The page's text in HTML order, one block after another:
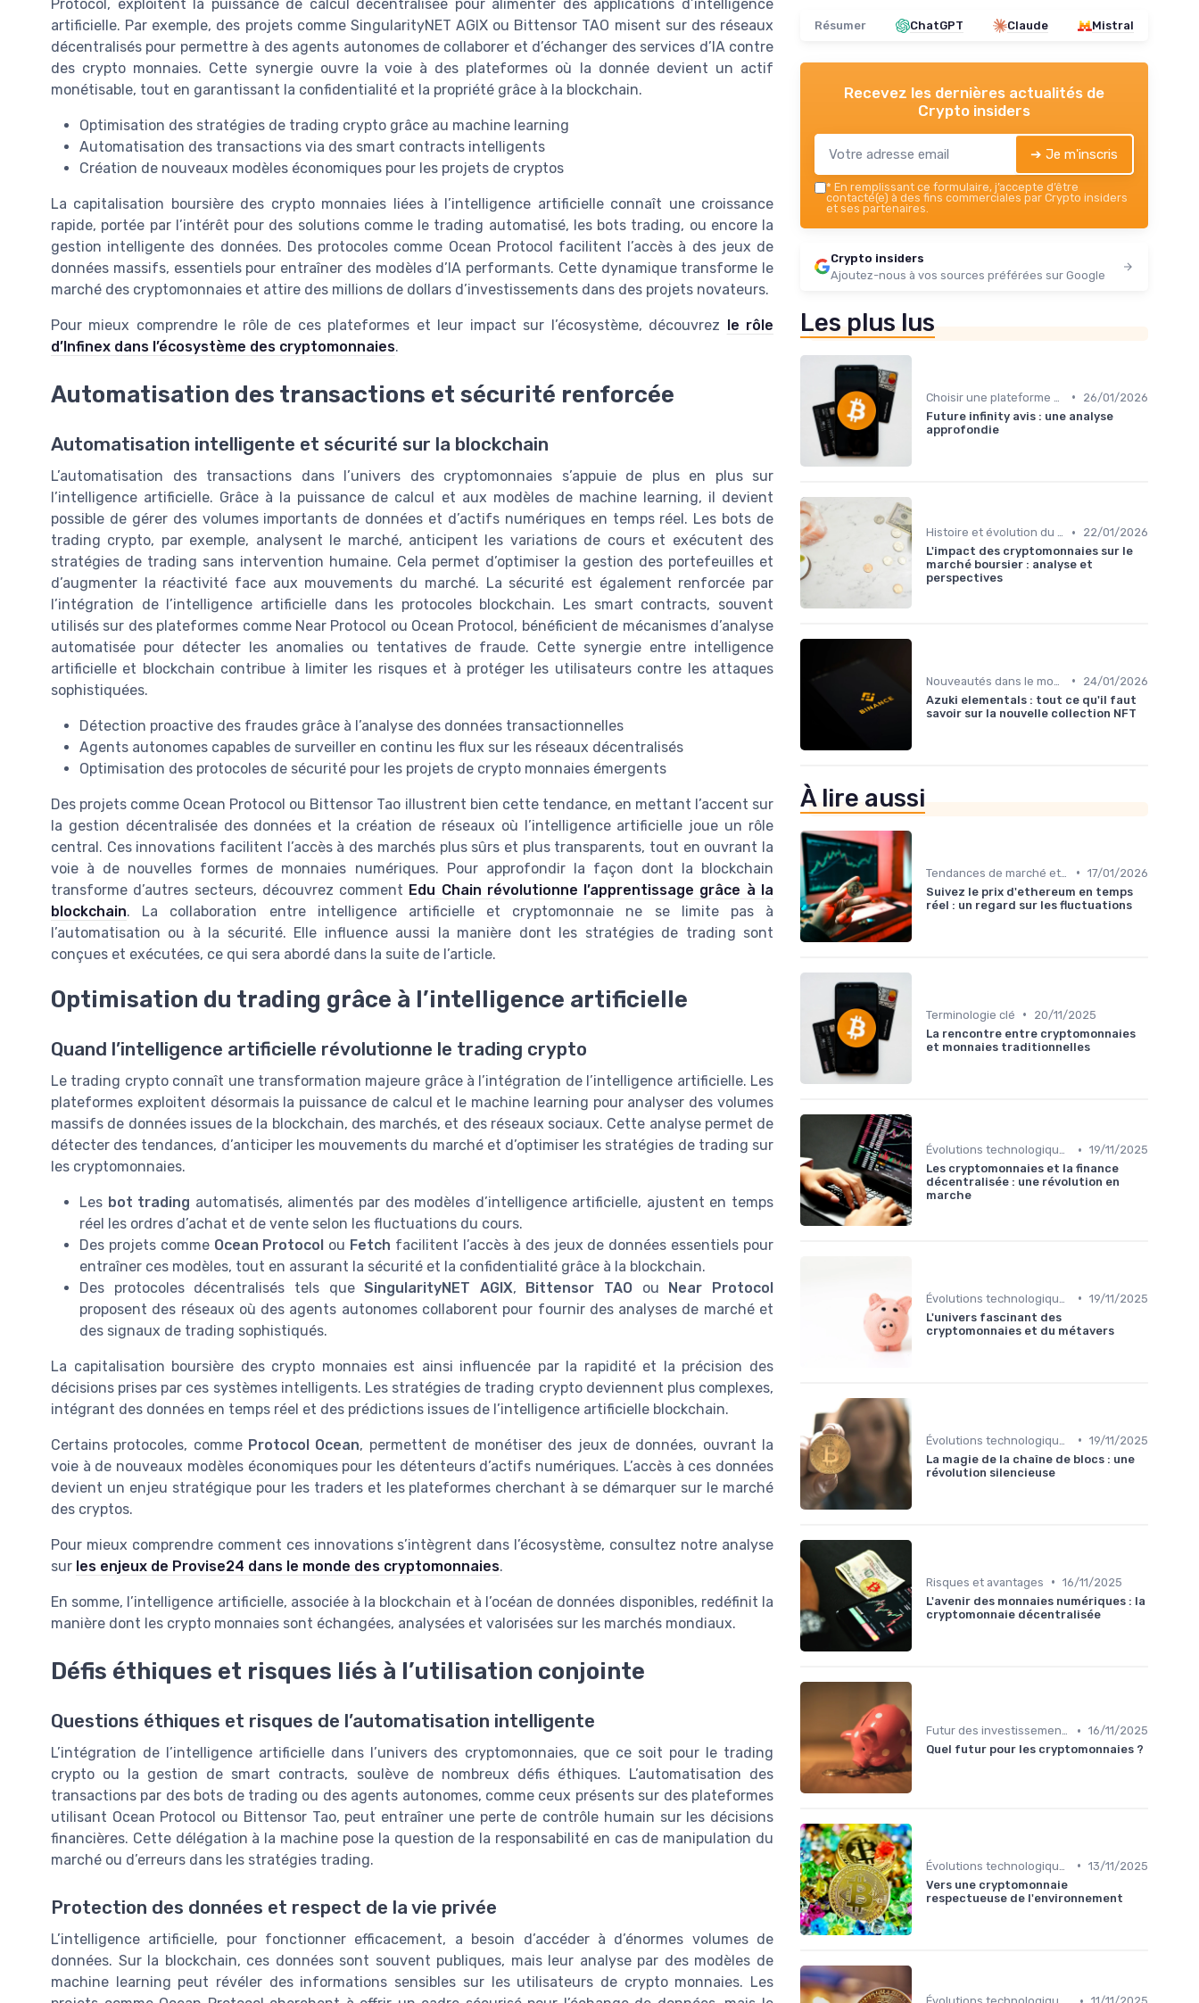
Protocol, exploitent la puissance de calcul décentralisée pour alimenter des applications d’intelligence
artificielle. Par exemple, des projets comme SingularityNET AGIX ou Bittensor TAO misent sur des réseaux
décentralisés pour permettre à des agents autonomes de collaborer et d’échanger des services d’IA contre
des crypto monnaies. Cette synergie ouvre la voie à des plateformes où la donnée devient un actif
monétisable, tout en garantissant la confidentialité et la propriété grâce à la blockchain.
Optimisation des stratégies de trading crypto grâce au machine learning
Automatisation des transactions via des smart contracts intelligents
Création de nouveaux modèles économiques pour les projets de cryptos
La capitalisation boursière des crypto monnaies liées à l’intelligence artificielle connaît une croissance
rapide, portée par l’intérêt pour des solutions comme le trading automatisé, les bots trading, ou encore la
gestion intelligente des données. Des protocoles comme Ocean Protocol facilitent l’accès à des jeux de
données massifs, essentiels pour entraîner des modèles d’IA performants. Cette dynamique transforme le
marché des cryptomonnaies et attire des millions de dollars d’investissements dans des projets novateurs.
Pour mieux comprendre le rôle de ces plateformes et leur impact sur l’écosystème, découvrez le rôle
d’Infinex dans l’écosystème des cryptomonnaies.
Automatisation des transactions et sécurité renforcée
Automatisation intelligente et sécurité sur la blockchain
L’automatisation des transactions dans l’univers des cryptomonnaies s’appuie de plus en plus sur
l’intelligence artificielle. Grâce à la puissance de calcul et aux modèles de machine learning, il devient
possible de gérer des volumes importants de données et d’actifs numériques en temps réel. Les bots de
trading crypto, par exemple, analysent le marché, anticipent les variations de cours et exécutent des
stratégies de trading sans intervention humaine. Cela permet d’optimiser la gestion des portefeuilles et
d’augmenter la réactivité face aux mouvements du marché. La sécurité est également renforcée par
l’intégration de l’intelligence artificielle dans les protocoles blockchain. Les smart contracts, souvent
utilisés sur des plateformes comme Near Protocol ou Ocean Protocol, bénéficient de mécanismes d’analyse
automatisée pour détecter les anomalies ou tentatives de fraude. Cette synergie entre intelligence
artificielle et blockchain contribue à limiter les risques et à protéger les utilisateurs contre les attaques
sophistiquées.
Détection proactive des fraudes grâce à l’analyse des données transactionnelles
Agents autonomes capables de surveiller en continu les flux sur les réseaux décentralisés
Optimisation des protocoles de sécurité pour les projets de crypto monnaies émergents
Des projets comme Ocean Protocol ou Bittensor Tao illustrent bien cette tendance, en mettant l’accent sur
la gestion décentralisée des données et la création de réseaux où l’intelligence artificielle joue un rôle
central. Ces innovations facilitent l’accès à des marchés plus sûrs et plus transparents, tout en ouvrant la
voie à de nouvelles formes de monnaies numériques. Pour approfondir la façon dont la blockchain
transforme d’autres secteurs, découvrez comment Edu Chain révolutionne l’apprentissage grâce à la
blockchain. La collaboration entre intelligence artificielle et cryptomonnaie ne se limite pas à
l’automatisation ou à la sécurité. Elle influence aussi la manière dont les stratégies de trading sont
conçues et exécutées, ce qui sera abordé dans la suite de l’article.
Optimisation du trading grâce à l’intelligence artificielle
Quand l’intelligence artificielle révolutionne le trading crypto
Le trading crypto connaît une transformation majeure grâce à l’intégration de l’intelligence artificielle. Les
plateformes exploitent désormais la puissance de calcul et le machine learning pour analyser des volumes
massifs de données issues de la blockchain, des marchés, et des réseaux sociaux. Cette analyse permet de
détecter des tendances, d’anticiper les mouvements du marché et d’optimiser les stratégies de trading sur
les cryptomonnaies.
Les bot trading automatisés, alimentés par des modèles d’intelligence artificielle, ajustent en temps
réel les ordres d’achat et de vente selon les fluctuations du cours.
Des projets comme Ocean Protocol ou Fetch facilitent l’accès à des jeux de données essentiels pour
entraîner ces modèles, tout en assurant la sécurité et la confidentialité grâce à la blockchain.
Des protocoles décentralisés tels queSingularityNET AGIX, Bittensor TAO ou Near Protocol
proposent des réseaux où des agents autonomes collaborent pour fournir des analyses de marché et
des signaux de trading sophistiqués.
La capitalisation boursière des crypto monnaies est ainsi influencée par la rapidité et la précision des
décisions prises par ces systèmes intelligents. Les stratégies de trading crypto deviennent plus complexes,
intégrant des données en temps réel et des prédictions issues de l’intelligence artificielle blockchain.
Certains protocoles, comme Protocol Ocean, permettent de monétiser des jeux de données, ouvrant la
voie à de nouveaux modèles économiques pour les détenteurs d’actifs numériques. L’accès à ces données
devient un enjeu stratégique pour les traders et les plateformes cherchant à se démarquer sur le marché
des cryptos.
Pour mieux comprendre comment ces innovations s’intègrent dans l’écosystème, consultez notre analyse
sur les enjeux de Provise24 dans le monde des cryptomonnaies.
En somme, l’intelligence artificielle, associée à la blockchain et à l’océan de données disponibles, redéfinit la
manière dont les crypto monnaies sont échangées, analysées et valorisées sur les marchés mondiaux.
Défis éthiques et risques liés à l’utilisation conjointe
Questions éthiques et risques de l’automatisation intelligente
L’intégration de l’intelligence artificielle dans l’univers des cryptomonnaies, que ce soit pour le trading
crypto ou la gestion de smart contracts, soulève de nombreux défis éthiques. L’automatisation des
transactions par des bots de trading ou des agents autonomes, comme ceux présents sur des plateformes
utilisant Ocean Protocol ou Bittensor Tao, peut entraîner une perte de contrôle humain sur les décisions
financières. Cette délégation à la machine pose la question de la responsabilité en cas de manipulation du
marché ou d’erreurs dans les stratégies trading.
Protection des données et respect de la vie privée
L’intelligence artificielle, pour fonctionner efficacement, a besoin d’accéder à d’énormes volumes de
données. Sur la blockchain, ces données sont souvent publiques, mais leur analyse par des modèles de
machine learning peut révéler des informations sensibles sur les utilisateurs de crypto monnaies. Les
Résumer ChatGPT Claude Mistral
Recevez les dernières actualités de
Crypto insiders
➔ Je m'inscris
* En remplissant ce formulaire, j’accepte d’être
contacté(e) à des fins commerciales par Crypto insiders
et ses partenaires.
Crypto insiders
Ajoutez-nous à vos sources préférées sur Google
Les plus lus
•
26/01/2026
Future infinity avis : une analyse
approfondie
Histoire et évolution du marché des cryptos •
22/01/2026
L'impact des cryptomonnaies sur le
marché boursier : analyse et
perspectives
•
24/01/2026
Azuki elementals : tout ce qu'il faut
savoir sur la nouvelle collection NFT
À lire aussi
• 17/01/2026
Suivez le prix d'ethereum en temps
réel : un regard sur les fluctuations
Terminologie clé •
20/11/2025
La rencontre entre cryptomonnaies
et monnaies traditionnelles
Évolutions technologiques (DeFi, NFTs, etc.) • 19/11/2025
Les cryptomonnaies et la finance
décentralisée : une révolution en
marche
• 19/11/2025
L'univers fascinant des
cryptomonnaies et du métavers
• 19/11/2025
La magie de la chaîne de blocs : une
révolution silencieuse
Risques et avantages • 16/11/2025
L'avenir des monnaies numériques : la
cryptomonnaie décentralisée
Futur des investissements en cryptomonnaies • 16/11/2025
Quel futur pour les cryptomonnaies ?
• 13/11/2025
Vers une cryptomonnaie
respectueuse de l'environnement